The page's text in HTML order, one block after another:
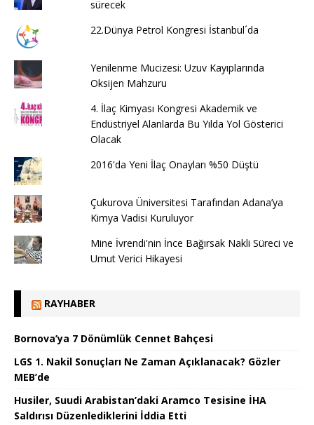
sürecek
22.Dünya Petrol Kongresi İstanbul´da
Yenilenme Mucizesi: Uzuv Kayıplarında
Oksijen Mahzuru
4. İlaç Kimyası Kongresi Akademik ve
Endüstriyel Alanlarda Bu Yılda Yol Gösterici
Olacak
2016'da Yeni İlaç Onayları %50 Düştü
Çukurova Üniversitesi Tarafından Adana’ya
Kimya Vadisi Kuruluyor
Mine İvrendi'nin İnce Bağırsak Nakli Süreci ve
Umut Verici Hikayesi
RAYHABER
Bornova’ya 7 Dönümlük Cennet Bahçesi
LGS 1. Nakil Sonuçları Ne Zaman Açıklanacak? Gözler
MEB’de
Husiler, Suudi Arabistan’daki Aramco Tesisine İHA
Saldırısı Düzenlediklerini İddia Etti